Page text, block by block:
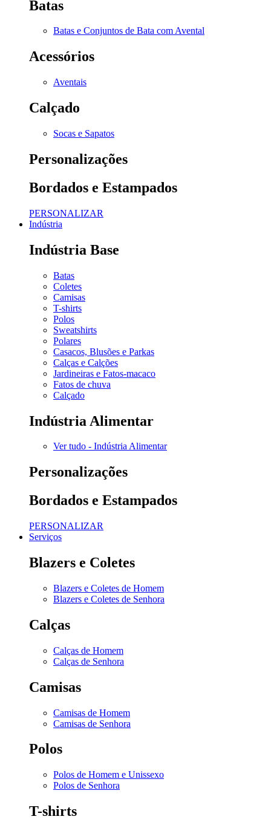
Batas
Batas e Conjuntos de Bata com Avental
Acessórios
Aventais
Calçado
Socas e Sapatos
Personalizações
Bordados e Estampados
PERSONALIZAR
Indústria
Indústria Base
Batas
Coletes
Camisas
T-shirts
Polos
Sweatshirts
Polares
Casacos, Blusões e Parkas
Calças e Calções
Jardineiras e Fatos-macaco
Fatos de chuva
Calçado
Indústria Alimentar
Ver tudo - Indústria Alimentar
Personalizações
Bordados e Estampados
PERSONALIZAR
Serviços
Blazers e Coletes
Blazers e Coletes de Homem
Blazers e Coletes de Senhora
Calças
Calças de Homem
Calças de Senhora
Camisas
Camisas de Homem
Camisas de Senhora
Polos
Polos de Homem e Unissexo
Polos de Senhora
T-shirts